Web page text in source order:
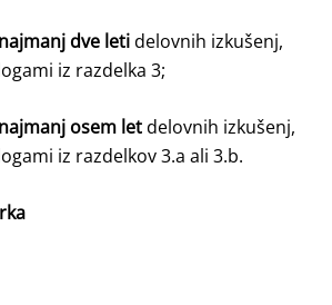
najmanj dve letidelovnih izkušenj,
iz razdelka 3;
najmanj osem letdelovnih izkušenj,
iz razdelkov 3.a ali 3.b.